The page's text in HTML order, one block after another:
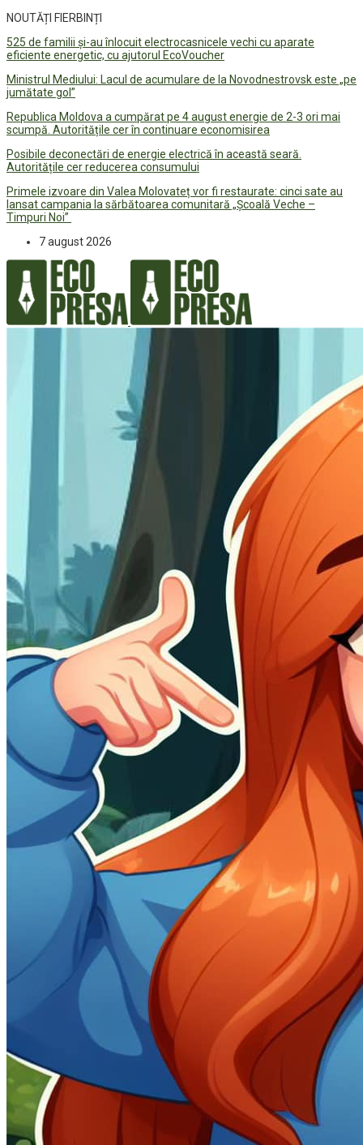
NOUTĂȚI FIERBINȚI
525 de familii și-au înlocuit electrocasnicele vechi cu aparate
eficiente energetic, cu ajutorul EcoVoucher
Ministrul Mediului: Lacul de acumulare de la Novodnestrovsk este „pe
jumătate gol”
Republica Moldova a cumpărat pe 4 august energie de 2-3 ori mai
scumpă. Autoritățile cer în continuare economisirea
Posibile deconectări de energie electrică în această seară.
Autoritățile cer reducerea consumului
Primele izvoare din Valea Molovateț vor fi restaurate: cinci sate au
lansat campania la sărbătoarea comunitară „Școală Veche –
Timpuri Noi”
7 august 2026